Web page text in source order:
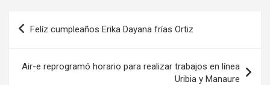
Navegación
entradas
Felíz cumpleaños Erika Dayana frías Ortiz
Air-e reprogramó horario para realizar trabajos en línea
Uribia y Manaure